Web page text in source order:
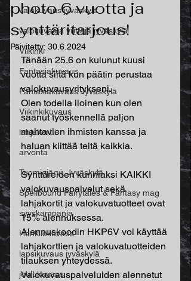
valokuvaus jyväskylä
valokuvaaja yrittäjä jyväskylä
Viikinki
Fantasiakuvaus
Fantasiakuvaus Jyväskylä
Viikinkikuvaus
lahjakortti
arvonta
Tuomiojärvi, Jyväskylä
Spellbound Fairytales & Fantasy mag
syyskampanja
Henkilökuvaus
lapsikuvaus jyväskylä
joulukuvaus
photo 6 vuotta ja
synttäritarjous!
Päivitetty: 30.6.2024
Tänään 25.6 on kulunut kuusi
vuotta siitä kun päätin perustaa
valokuvausyritykseni.
Olen todella iloinen kun olen
saanut työskennellä paljon
mahtavien ihmisten kanssa ja
haluan kiittää teitä kaikkia.
Synttäreiden kunniaksi KAIKKI
valokuvauspalvelut sekä
lahjakortit ja valokuvatuotteet ovat
15% alennuksessa.
Alennuskoodin HKP6V voi käyttää
lahjakorttien ja valokuvatuotteiden
tilauksen yhteydessä.
Valokuvauspalveluiden alennetut